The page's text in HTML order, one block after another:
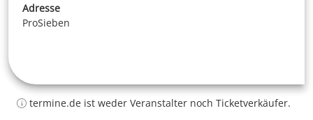
Adresse
ProSieben
termine.de ist weder Veranstalter noch Ticketverkäufer.